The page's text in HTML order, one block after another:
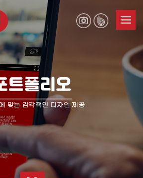
트폴리오
맞는 감각적인 디자인 제공